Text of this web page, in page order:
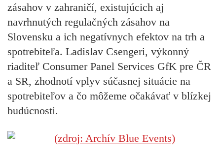
zásahov v zahraničí, existujúcich aj
navrhnutých regulačných zásahov na
Slovensku a ich negatívnych efektov na trh a
spotrebiteľa. Ladislav Csengeri, výkonný
riaditeľ Consumer Panel Services GfK pre ČR
a SR, zhodnotí vplyv súčasnej situácie na
spotrebiteľov a čo môžeme očakávať v blízkej
budúcnosti.